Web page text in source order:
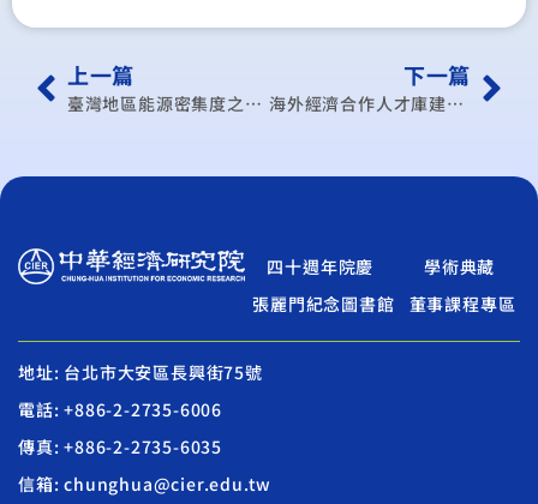
上一篇
臺灣地區能源密集度之經濟分析
下一篇
海外經濟合作人才庫建立專案研究報告
四十週年院慶
學術典藏
張麗門紀念圖書館
董事課程專區
地址: 台北市大安區長興街75號
電話: +886-2-2735-6006
傳真: +886-2-2735-6035
信箱: chunghua@cier.edu.tw